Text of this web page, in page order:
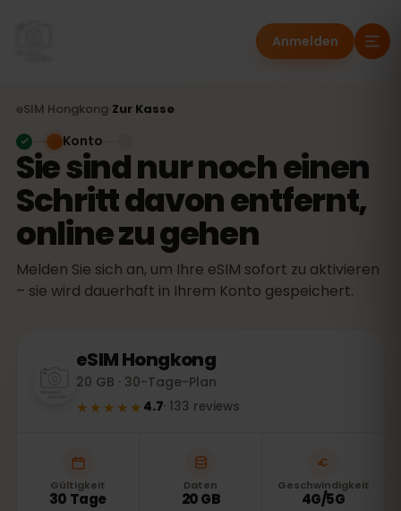
Anmelden
eSIM Hongkong Zur Kasse
Sie sind nur noch einen
Schritt davon entfernt,
online zu gehen
Melden Sie sich an, um Ihre eSIM sofort zu aktivieren
– sie wird dauerhaft in Ihrem Konto gespeichert.
Konto
eSIMHongkong
20 GB · 30-Tage-Plan
★★★★★ 4.7· 133 reviews
Gültigkeit
30 Tage
Daten
20 GB
Geschwindigkeit
4G/5G